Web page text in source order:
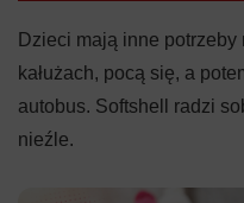
Dzieci mają inne
kałużach, pocą się, a
autobus. Softshell radzi
nieźle.